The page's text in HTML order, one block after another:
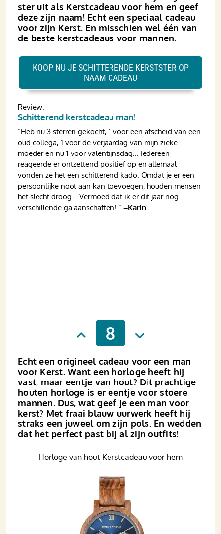
ster uit als Kerstcadeau voor hem en geef
deze zijn naam! Echt een speciaal cadeau
voor zijn Kerst. En misschien wel één van
de beste kerstcadeaus voor mannen.
Review:
Schitterend kerstcadeau man!
“Heb nu 3 sterren gekocht, 1 voor een afscheid van een
oud collega, 1 voor de verjaardag van mijn zieke
moeder en nu 1 voor valentijnsdag... Iedereen
reageerde er ontzettend positief op en allemaal
vonden ze het een schitterend kado. Omdat je er een
persoonlijke noot aan kan toevoegen, houden mensen
het slecht droog... Vermoed dat ik er dit jaar nog
verschillende ga aanschaffen! ” –Karin
KOOP NU JE SCHITTERENDE KERSTSTER OP
NAAM CADEAU
8
Echt een origineel cadeau voor een man
voor Kerst. Want een horloge heeft hij
vast, maar eentje van hout? Dit prachtige
houten horloge is er eentje voor stoere
mannen. Dus, wat geef je een man voor
kerst? Met fraai blauw uurwerk heeft hij
straks een juweel om zijn pols. En wedden
dat het perfect past bij al zijn outfits!
Horloge van hout Kerstcadeau voor hem